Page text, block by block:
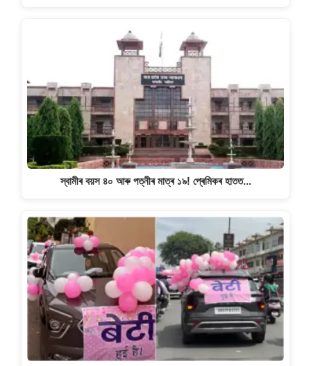
স্বামীৰ বয়স ৪০ আৰু পত্নীৰ মাত্ৰ ১৯! প্ৰেমিকৰ হাতত…